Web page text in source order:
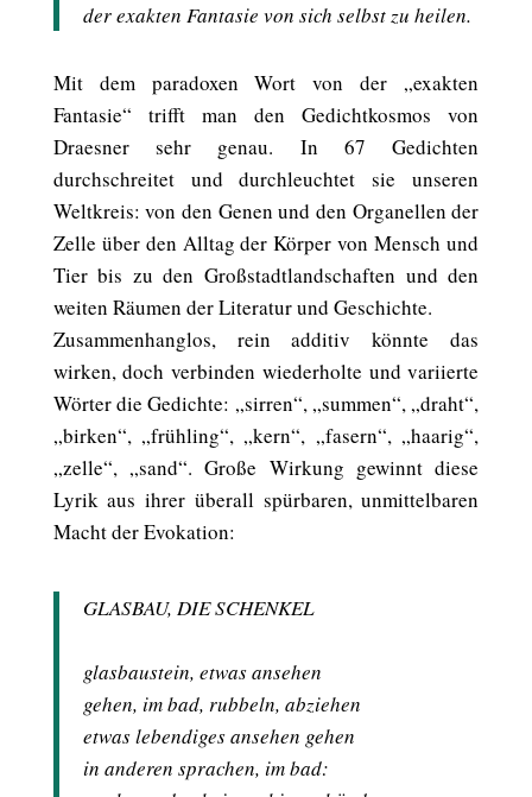
der exakten Fantasie von sich selbst zu heilen.
Mit dem paradoxen Wort von der „exakten
Fantasie“ trifft man den Gedichtkosmos von
Draesner sehr genau. In 67 Gedichten
durchschreitet und durchleuchtet sie unseren
Weltkreis: von den Genen und den Organellen der
Zelle über den Alltag der Körper von Mensch und
Tier bis zu den Großstadtlandschaften und den
weiten Räumen der Literatur und Geschichte.
Zusammenhanglos, rein additiv könnte das
wirken, doch verbinden wiederholte und variierte
Wörter die Gedichte: „sirren“, „summen“, „draht“,
„birken“, „frühling“, „kern“, „fasern“, „haarig“,
„zelle“, „sand“. Große Wirkung gewinnt diese
Lyrik aus ihrer überall spürbaren, unmittelbaren
Macht der Evokation:
GLASBAU, DIE SCHENKEL
glasbaustein, etwas ansehen
gehen, im bad, rubbeln, abziehen
etwas lebendiges ansehen gehen
in anderen sprachen, im bad: